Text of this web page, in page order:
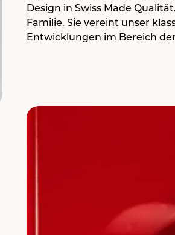
Design in Swiss Made
Familie. Sie vereint unser
Entwicklungen im Bereich